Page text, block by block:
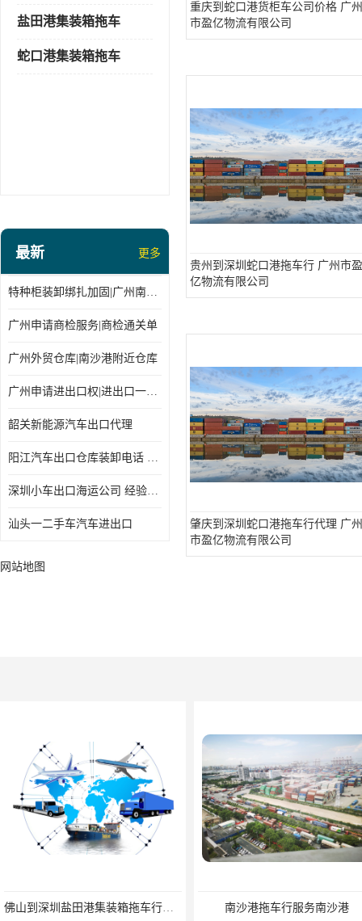
盐田港集装箱拖车
蛇口港集装箱拖车
最新 更多
特种柜装卸绑扎加固|广州南沙仓库装卸
广州申请商检服务|商检通关单
广州外贸仓库|南沙港附近仓库
广州申请进出口权|进出口一站式
韶关新能源汽车出口代理
阳江汽车出口仓库装卸电话 经验丰富
深圳小车出口海运公司 经验丰富
汕头一二手车汽车进出口
重庆到蛇口港货柜车公司价格 广州
市盈亿物流有限公司
贵州到深圳蛇口港拖车行 广州市盈
亿物流有限公司
肇庆到深圳蛇口港拖车行代理 广州
市盈亿物流有限公司
佛山到深圳盐田港集装箱拖车行单价|深耕港口服务 南沙港拖车行服务南沙港
网站地图